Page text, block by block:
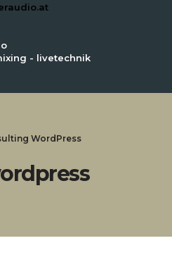
- livetechnik
WordPress